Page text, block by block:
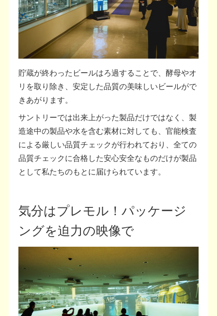
貯蔵が終わったビールはろ過することで、酵母やオ
リを取り除き、安定した品質の美味しいビールがで
きあがります。
サントリーでは出来上がった製品だけではなく、製
造途中の製品や水を含む素材に対しても、官能検査
による厳しい品質チェックが行われており、全ての
品質チェックに合格した安心安全なものだけが製品
として私たちのもとに届けられています。
気分はプレモル！パッケージ
ングを迫力の映像で